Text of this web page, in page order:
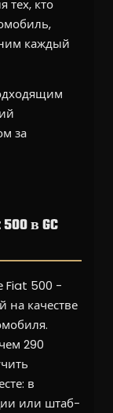
тех, кто
каждый
за
в GC
Fiat 500 -
на качестве
290
в
или штаб-